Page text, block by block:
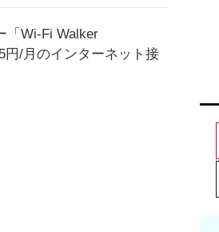
「Wi-Fi Walker
円/月のインターネット接